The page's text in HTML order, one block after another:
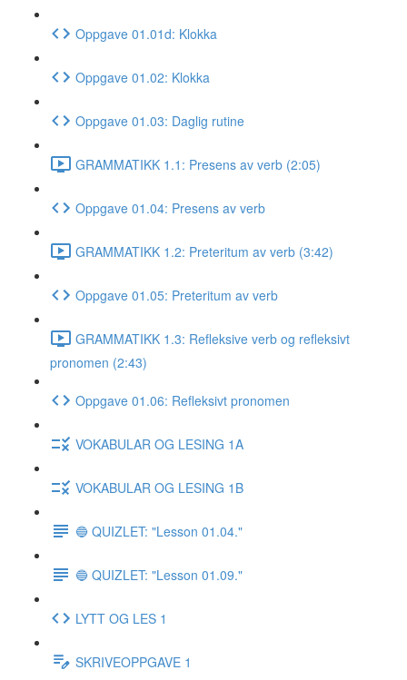
Oppgave 01.01d: Klokka
Oppgave 01.02: Klokka
Oppgave 01.03: Daglig rutine
GRAMMATIKK 1.1: Presens av verb (2:05)
Oppgave 01.04: Presens av verb
GRAMMATIKK 1.2: Preteritum av verb (3:42)
Oppgave 01.05: Preteritum av verb
GRAMMATIKK 1.3: Refleksive verb og refleksivt
pronomen (2:43)
Oppgave 01.06: Refleksivt pronomen
VOKABULAR OG LESING 1A
VOKABULAR OG LESING 1B
🔵 QUIZLET: "Lesson 01.04."
🔵 QUIZLET: "Lesson 01.09."
LYTT OG LES 1
SKRIVEOPPGAVE 1